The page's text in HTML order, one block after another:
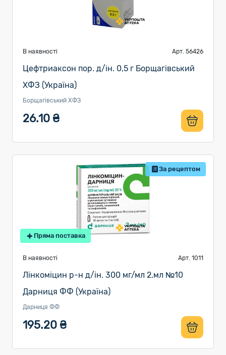
В наявності Арт. 56426
Цефтриаксон пор. д/ін. 0,5 г Борщагівський
ХФЗ (Україна)
Борщагівський ХФЗ
26.10 ₴
За рецептом
Пряма поставка
В наявності Арт. 1011
Лінкоміцин р-н д/ін. 300 мг/мл 2.мл №10
Дарниця ФФ (Україна)
Дарниця ФФ
195.20 ₴